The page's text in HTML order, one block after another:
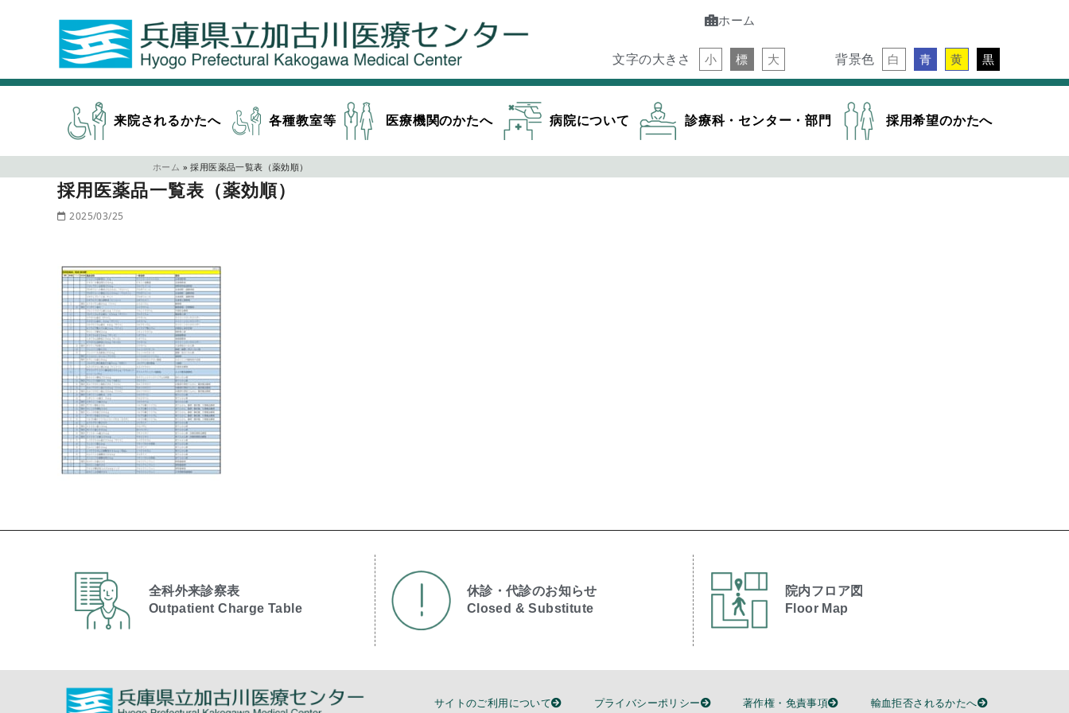
ホーム
文字の大きさ 小 標 大 背景色 白 青 黄 黒
来院されるかたへ 各種教室等 医療機関のかたへ 病院について 診療科・センター・部門 採用希望のかたへ
ホーム » 採用医薬品一覧表（薬効順）
採用医薬品一覧表（薬効順）
2025/03/25
全科外来診察表
Outpatient Charge Table​
休診・代診のお知らせ
Closed & Substitute​
院内フロア図
Floor Map
サイトのご利用について プライバシーポリシー 著作権・免責事項 輸血拒否されるかたへ